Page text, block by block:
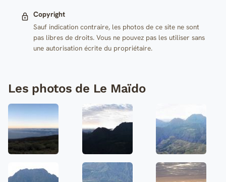
Copyright
Sauf indication contraire, les photos de ce site ne sont
pas libres de droits. Vous ne pouvez pas les utiliser sans
une autorisation écrite du propriétaire.
Les photos de Le Maïdo